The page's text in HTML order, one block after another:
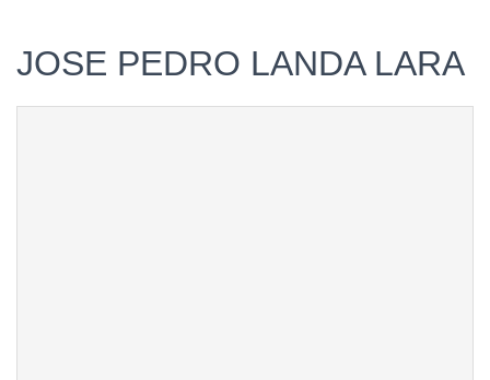
JOSE PEDRO LANDA LARA